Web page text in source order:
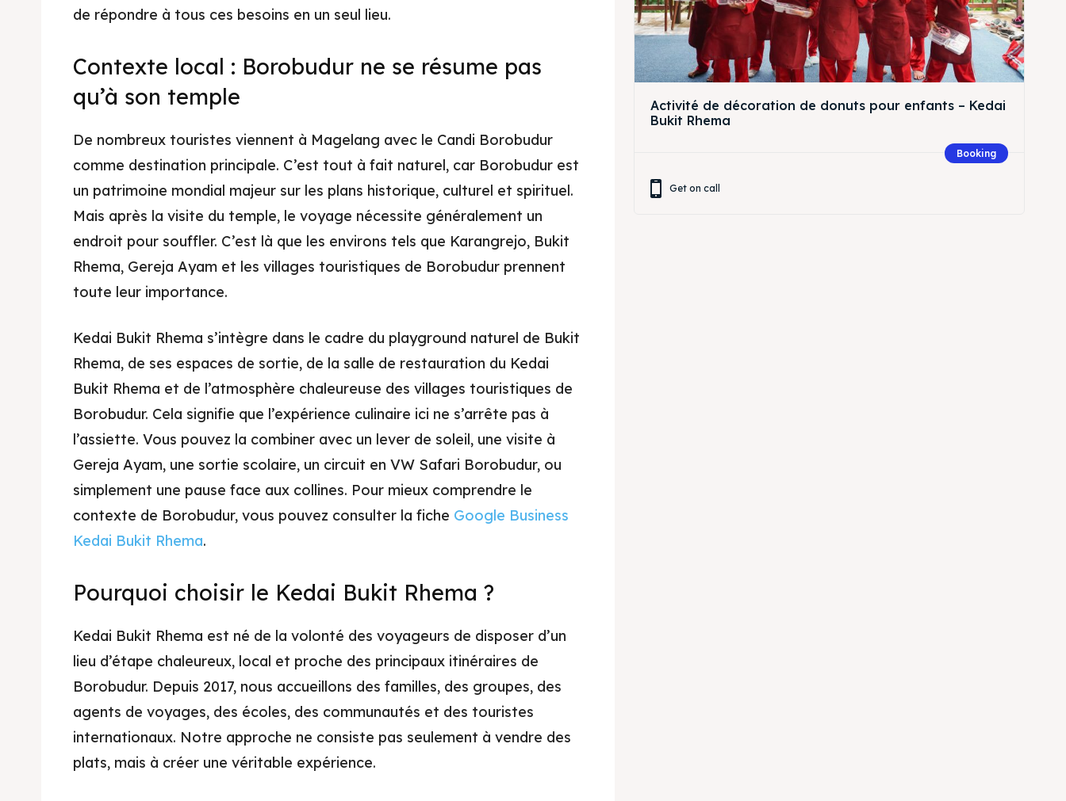
de répondre à tous ces besoins en un seul lieu.
Contexte local : Borobudur ne se résume pas
qu’à son temple
De nombreux touristes viennent à Magelang avec le Candi Borobudur
comme destination principale. C’est tout à fait naturel, car Borobudur est
un patrimoine mondial majeur sur les plans historique, culturel et spirituel.
Mais après la visite du temple, le voyage nécessite généralement un
endroit pour souffler. C’est là que les environs tels que Karangrejo, Bukit
Rhema, Gereja Ayam et les villages touristiques de Borobudur prennent
toute leur importance.
Kedai Bukit Rhema s’intègre dans le cadre du playground naturel de Bukit
Rhema, de ses espaces de sortie, de la salle de restauration du Kedai
Bukit Rhema et de l’atmosphère chaleureuse des villages touristiques de
Borobudur. Cela signifie que l’expérience culinaire ici ne s’arrête pas à
l’assiette. Vous pouvez la combiner avec un lever de soleil, une visite à
Gereja Ayam, une sortie scolaire, un circuit en VW Safari Borobudur, ou
simplement une pause face aux collines. Pour mieux comprendre le
contexte de Borobudur, vous pouvez consulter la fiche Google Business
Kedai Bukit Rhema.
Pourquoi choisir le Kedai Bukit Rhema ?
Kedai Bukit Rhema est né de la volonté des voyageurs de disposer d’un
lieu d’étape chaleureux, local et proche des principaux itinéraires de
Borobudur. Depuis 2017, nous accueillons des familles, des groupes, des
agents de voyages, des écoles, des communautés et des touristes
internationaux. Notre approche ne consiste pas seulement à vendre des
plats, mais à créer une véritable expérience.
Activité de décoration de donuts pour enfants – Kedai
Bukit Rhema
Booking
Get on call